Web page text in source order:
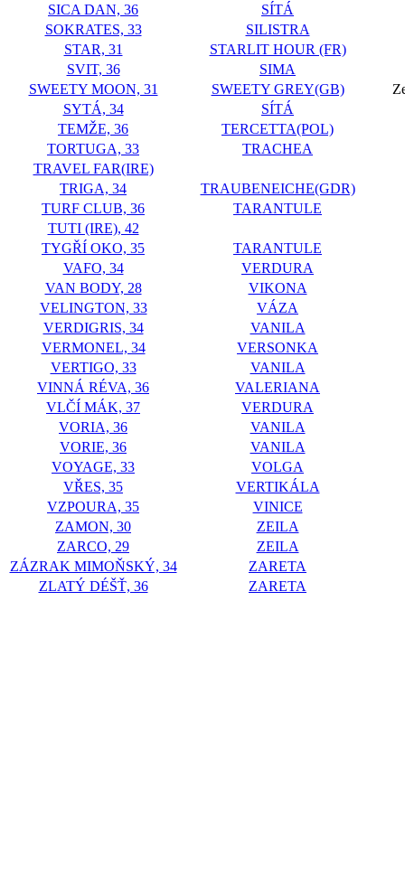
SICA DAN, 36
SÍTÁ
SOKRATES, 33
SILISTRA
STAR, 31
STARLIT HOUR (FR)
SVIT, 36
SIMA
SWEETY MOON, 31
SWEETY GREY(GB)
SYTÁ, 34
SÍTÁ
TEMŽE, 36
TERCETTA(POL)
TORTUGA, 33
TRACHEA
TRAVEL FAR(IRE)
TRIGA, 34
TRAUBENEICHE(GDR)
TURF CLUB, 36
TARANTULE
TUTI (IRE), 42
TYGŘÍ OKO, 35
TARANTULE
VAFO, 34
VERDURA
VAN BODY, 28
VIKONA
VELINGTON, 33
VÁZA
VERDIGRIS, 34
VANILA
VERMONEL, 34
VERSONKA
VERTIGO, 33
VANILA
VINNÁ RÉVA, 36
VALERIANA
VLČÍ MÁK, 37
VERDURA
VORIA, 36
VANILA
VORIE, 36
VANILA
VOYAGE, 33
VOLGA
VŘES, 35
VERTIKÁLA
VZPOURA, 35
VINICE
ZAMON, 30
ZEILA
ZARCO, 29
ZEILA
ZÁZRAK MIMOŇSKÝ, 34
ZARETA
ZLATÝ DÉŠŤ, 36
ZARETA